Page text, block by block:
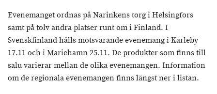
Evenemanget ordnas på Narinkens torg i Helsingfors
samt på tolv andra platser runt om i Finland. I
Svenskfinland hålls motsvarande evenemang i Karleby
17.11 och i Mariehamn 25.11. De produkter som finns till
salu varierar mellan de olika evenemangen. Information
om de regionala evenemangen finns längst ner i listan.